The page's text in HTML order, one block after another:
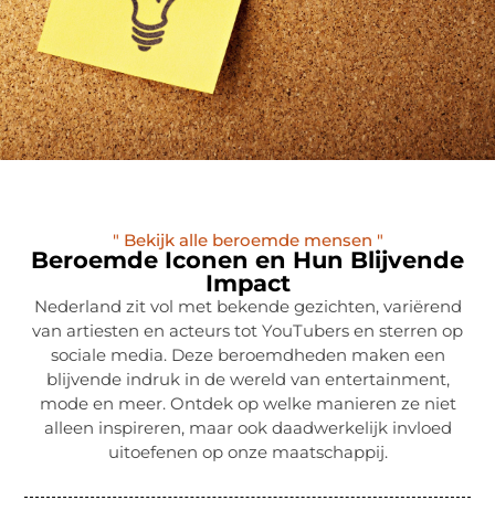
" Bekijk alle beroemde mensen "
Beroemde Iconen en Hun Blijvende
Impact
Nederland zit vol met bekende gezichten, variërend
van artiesten en acteurs tot YouTubers en sterren op
sociale media. Deze beroemdheden maken een
blijvende indruk in de wereld van entertainment,
mode en meer. Ontdek op welke manieren ze niet
alleen inspireren, maar ook daadwerkelijk invloed
uitoefenen op onze maatschappij.